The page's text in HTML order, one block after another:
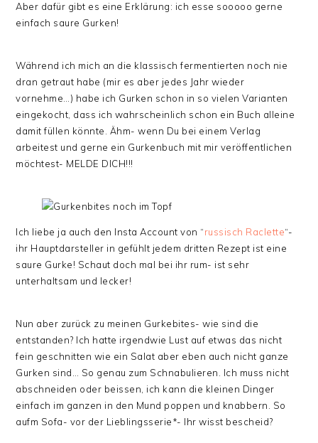
Aber dafür gibt es eine Erklärung: ich esse sooooo gerne
einfach saure Gurken!
Während ich mich an die klassisch fermentierten noch nie
dran getraut habe (mir es aber jedes Jahr wieder
vornehme…) habe ich Gurken schon in so vielen Varianten
eingekocht, dass ich wahrscheinlich schon ein Buch alleine
damit füllen könnte. Ähm- wenn Du bei einem Verlag
arbeitest und gerne ein Gurkenbuch mit mir veröffentlichen
möchtest- MELDE DICH!!!
Ich liebe ja auch den Insta Account von “russisch Raclette“-
ihr Hauptdarsteller in gefühlt jedem dritten Rezept ist eine
saure Gurke! Schaut doch mal bei ihr rum- ist sehr
unterhaltsam und lecker!
Nun aber zurück zu meinen Gurkebites- wie sind die
entstanden? Ich hatte irgendwie Lust auf etwas das nicht
fein geschnitten wie ein Salat aber eben auch nicht ganze
Gurken sind… So genau zum Schnabulieren. Ich muss nicht
abschneiden oder beissen, ich kann die kleinen Dinger
einfach im ganzen in den Mund poppen und knabbern. So
aufm Sofa- vor der Lieblingsserie*- Ihr wisst bescheid?